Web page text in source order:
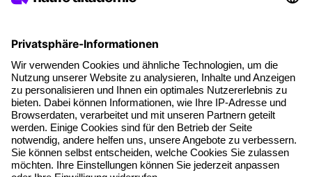
Über unser Angebot
Planungssicherheit
Freie Seminarplätze
Qualitätsstandards
Planung und Locations